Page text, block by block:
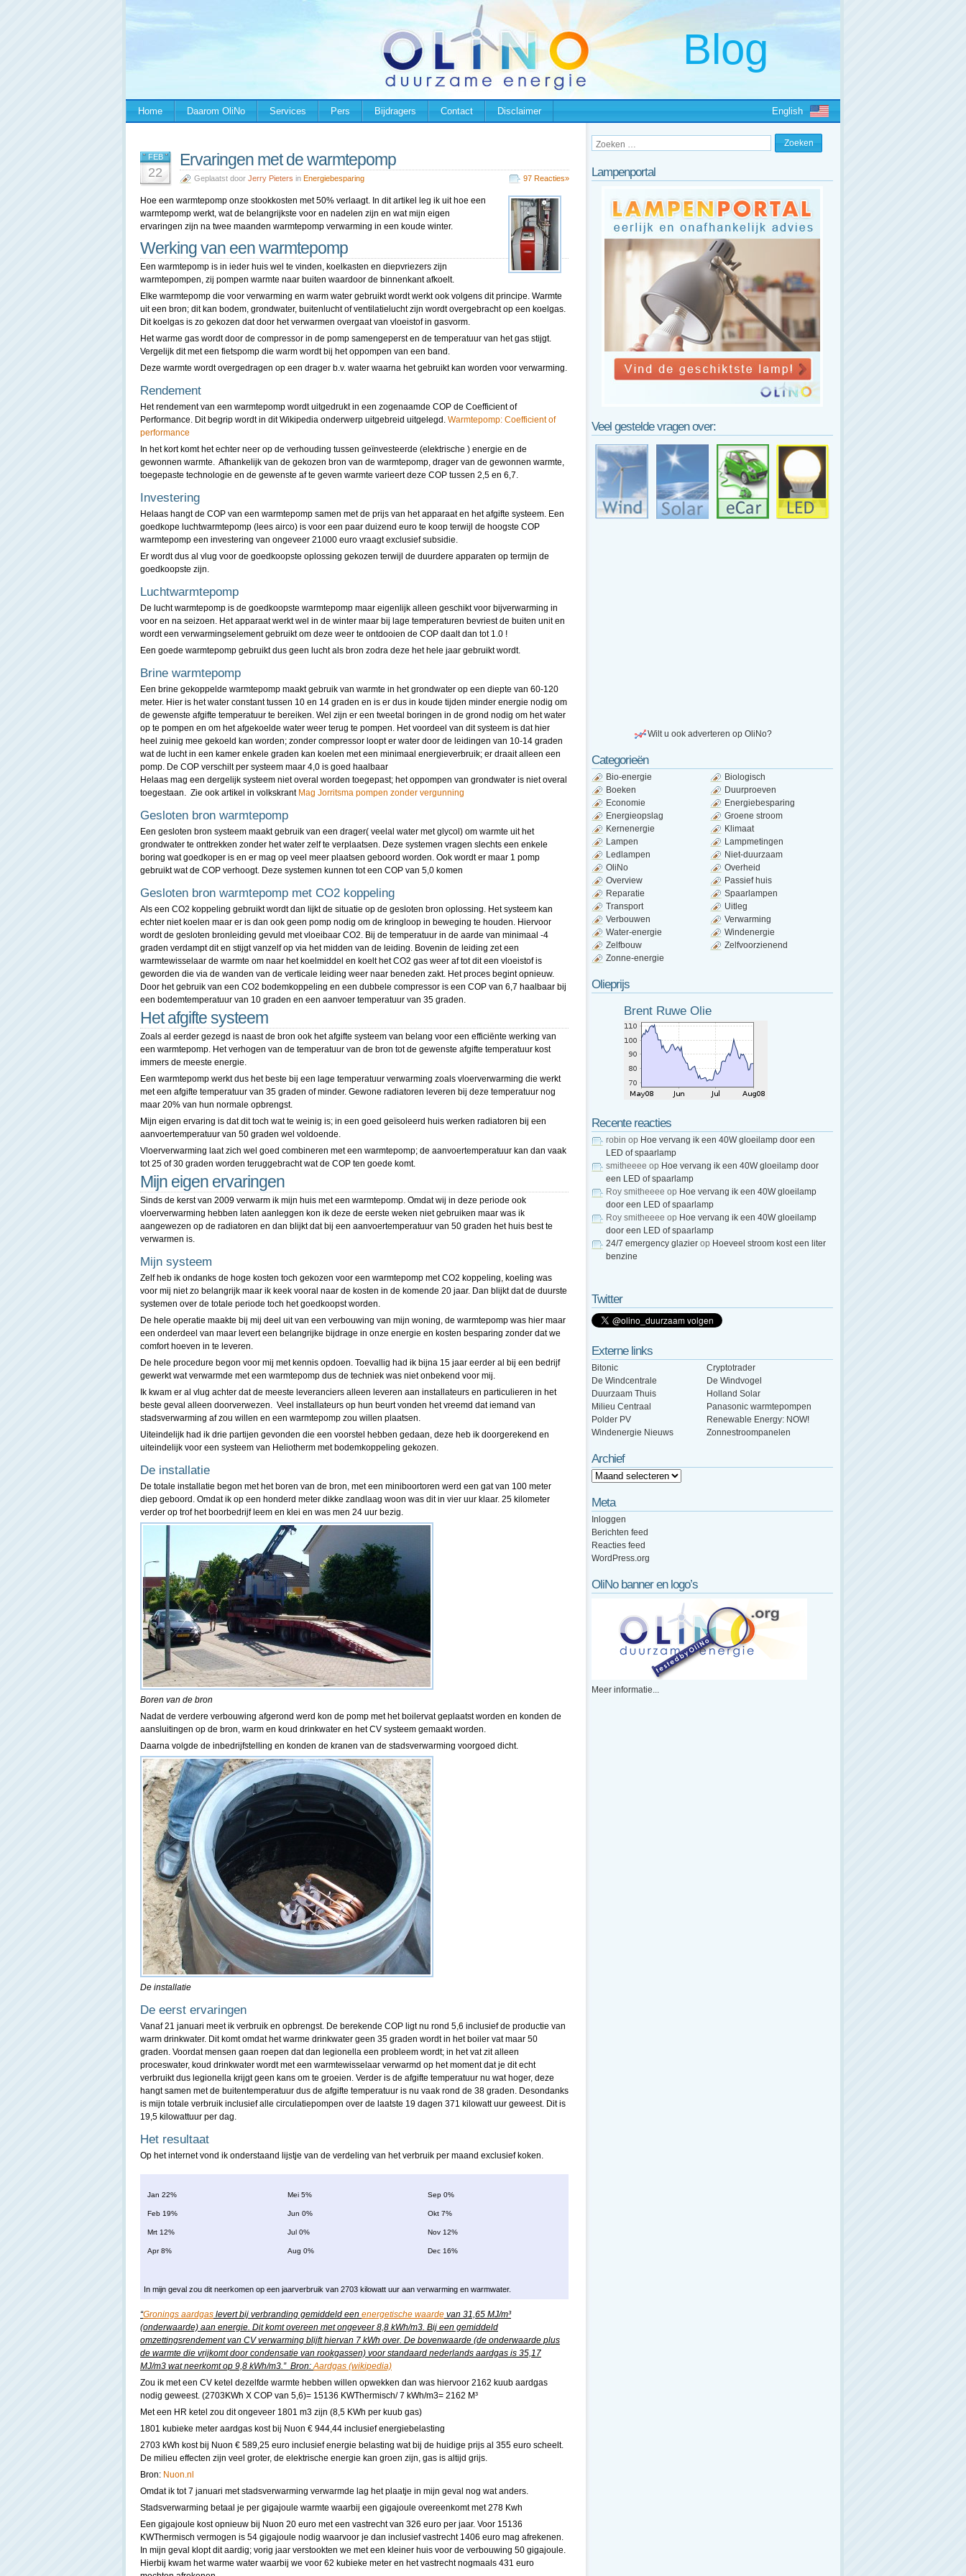
Home Daarom OliNo Services Pers Bijdragers Contact Disclaimer English
FEB
22
Ervaringen met de warmtepomp
Geplaatst door Jerry Pieters in Energiebesparing 97 Reacties»
Hoe een warmtepomp onze stookkosten met 50% verlaagt. In dit artikel leg ik uit hoe een
warmtepomp werkt, wat de belangrijkste voor en nadelen zijn en wat mijn eigen
ervaringen zijn na twee maanden warmtepomp verwarming in een koude winter.
Werking van een warmtepomp
Een warmtepomp is in ieder huis wel te vinden, koelkasten en diepvriezers zijn
warmtepompen, zij pompen warmte naar buiten waardoor de binnenkant afkoelt.
Elke warmtepomp die voor verwarming en warm water gebruikt wordt werkt ook volgens dit principe. Warmte
uit een bron; dit kan bodem, grondwater, buitenlucht of ventilatielucht zijn wordt overgebracht op een koelgas.
Dit koelgas is zo gekozen dat door het verwarmen overgaat van vloeistof in gasvorm.
Het warme gas wordt door de compressor in de pomp samengeperst en de temperatuur van het gas stijgt.
Vergelijk dit met een fietspomp die warm wordt bij het oppompen van een band.
Deze warmte wordt overgedragen op een drager b.v. water waarna het gebruikt kan worden voor verwarming.
Rendement
Het rendement van een warmtepomp wordt uitgedrukt in een zogenaamde COP de Coefficient of
Performance. Dit begrip wordt in dit Wikipedia onderwerp uitgebreid uitgelegd. Warmtepomp: Coefficient of
performance
In het kort komt het echter neer op de verhouding tussen geïnvesteerde (elektrische ) energie en de
gewonnen warmte. Afhankelijk van de gekozen bron van de warmtepomp, drager van de gewonnen warmte,
toegepaste technologie en de gewenste af te geven warmte varieert deze COP tussen 2,5 en 6,7.
Investering
Helaas hangt de COP van een warmtepomp samen met de prijs van het apparaat en het afgifte systeem. Een
goedkope luchtwarmtepomp (lees airco) is voor een paar duizend euro te koop terwijl de hoogste COP
warmtepomp een investering van ongeveer 21000 euro vraagt exclusief subsidie.
Er wordt dus al vlug voor de goedkoopste oplossing gekozen terwijl de duurdere apparaten op termijn de
goedkoopste zijn.
Luchtwarmtepomp
De lucht warmtepomp is de goedkoopste warmtepomp maar eigenlijk alleen geschikt voor bijverwarming in
voor en na seizoen. Het apparaat werkt wel in de winter maar bij lage temperaturen bevriest de buiten unit en
wordt een verwarmingselement gebruikt om deze weer te ontdooien de COP daalt dan tot 1.0 !
Een goede warmtepomp gebruikt dus geen lucht als bron zodra deze het hele jaar gebruikt wordt.
Brine warmtepomp
Een brine gekoppelde warmtepomp maakt gebruik van warmte in het grondwater op een diepte van 60-120
meter. Hier is het water constant tussen 10 en 14 graden en is er dus in koude tijden minder energie nodig om
de gewenste afgifte temperatuur te bereiken. Wel zijn er een tweetal boringen in de grond nodig om het water
op te pompen en om het afgekoelde water weer terug te pompen. Het voordeel van dit systeem is dat hier
heel zuinig mee gekoeld kan worden; zonder compressor loopt er water door de leidingen van 10-14 graden
wat de lucht in een kamer enkele graden kan koelen met een minimaal energieverbruik; er draait alleen een
pomp. De COP verschilt per systeem maar 4,0 is goed haalbaar
Helaas mag een dergelijk systeem niet overal worden toegepast; het oppompen van grondwater is niet overal
toegestaan. Zie ook artikel in volkskrant Mag Jorritsma pompen zonder vergunning
Gesloten bron warmtepomp
Een gesloten bron systeem maakt gebruik van een drager( veelal water met glycol) om warmte uit het
grondwater te onttrekken zonder het water zelf te verplaatsen. Deze systemen vragen slechts een enkele
boring wat goedkoper is en er mag op veel meer plaatsen geboord worden. Ook wordt er maar 1 pomp
gebruikt wat de COP verhoogt. Deze systemen kunnen tot een COP van 5,0 komen
Gesloten bron warmtepomp met CO2 koppeling
Als een CO2 koppeling gebruikt wordt dan lijkt de situatie op de gesloten bron oplossing. Het systeem kan
echter niet koelen maar er is dan ook geen pomp nodig om de kringloop in beweging te houden. Hiervoor
wordt de gesloten bronleiding gevuld met vloeibaar CO2. Bij de temperatuur in de aarde van minimaal -4
graden verdampt dit en stijgt vanzelf op via het midden van de leiding. Bovenin de leiding zet een
warmtewisselaar de warmte om naar het koelmiddel en koelt het CO2 gas weer af tot dit een vloeistof is
geworden die via de wanden van de verticale leiding weer naar beneden zakt. Het proces begint opnieuw.
Door het gebruik van een CO2 bodemkoppeling en een dubbele compressor is een COP van 6,7 haalbaar bij
een bodemtemperatuur van 10 graden en een aanvoer temperatuur van 35 graden.
Het afgifte systeem
Zoals al eerder gezegd is naast de bron ook het afgifte systeem van belang voor een efficiënte werking van
een warmtepomp. Het verhogen van de temperatuur van de bron tot de gewenste afgifte temperatuur kost
immers de meeste energie.
Een warmtepomp werkt dus het beste bij een lage temperatuur verwarming zoals vloerverwarming die werkt
met een afgifte temperatuur van 35 graden of minder. Gewone radiatoren leveren bij deze temperatuur nog
maar 20% van hun normale opbrengst.
Mijn eigen ervaring is dat dit toch wat te weinig is; in een goed geïsoleerd huis werken radiatoren bij een
aanvoertemperatuur van 50 graden wel voldoende.
Vloerverwarming laat zich wel goed combineren met een warmtepomp; de aanvoertemperatuur kan dan vaak
tot 25 of 30 graden worden teruggebracht wat de COP ten goede komt.
Mijn eigen ervaringen
Sinds de kerst van 2009 verwarm ik mijn huis met een warmtepomp. Omdat wij in deze periode ook
vloerverwarming hebben laten aanleggen kon ik deze de eerste weken niet gebruiken maar was ik
aangewezen op de radiatoren en dan blijkt dat bij een aanvoertemperatuur van 50 graden het huis best te
verwarmen is.
Mijn systeem
Zelf heb ik ondanks de hoge kosten toch gekozen voor een warmtepomp met CO2 koppeling, koeling was
voor mij niet zo belangrijk maar ik keek vooral naar de kosten in de komende 20 jaar. Dan blijkt dat de duurste
systemen over de totale periode toch het goedkoopst worden.
De hele operatie maakte bij mij deel uit van een verbouwing van mijn woning, de warmtepomp was hier maar
een onderdeel van maar levert een belangrijke bijdrage in onze energie en kosten besparing zonder dat we
comfort hoeven in te leveren.
De hele procedure begon voor mij met kennis opdoen. Toevallig had ik bijna 15 jaar eerder al bij een bedrijf
gewerkt wat verwarmde met een warmtepomp dus de techniek was niet onbekend voor mij.
Ik kwam er al vlug achter dat de meeste leveranciers alleen leveren aan installateurs en particulieren in het
beste geval alleen doorverwezen. Veel installateurs op hun beurt vonden het vreemd dat iemand van
stadsverwarming af zou willen en een warmtepomp zou willen plaatsen.
Uiteindelijk had ik drie partijen gevonden die een voorstel hebben gedaan, deze heb ik doorgerekend en
uiteindelijk voor een systeem van Heliotherm met bodemkoppeling gekozen.
De installatie
De totale installatie begon met het boren van de bron, met een miniboortoren werd een gat van 100 meter
diep geboord. Omdat ik op een honderd meter dikke zandlaag woon was dit in vier uur klaar. 25 kilometer
verder op trof het boorbedrijf leem en klei en was men 24 uur bezig.
Boren van de bron
Nadat de verdere verbouwing afgerond werd kon de pomp met het boilervat geplaatst worden en konden de
aansluitingen op de bron, warm en koud drinkwater en het CV systeem gemaakt worden.
Daarna volgde de inbedrijfstelling en konden de kranen van de stadsverwarming voorgoed dicht.
De installatie
De eerst ervaringen
Vanaf 21 januari meet ik verbruik en opbrengst. De berekende COP ligt nu rond 5,6 inclusief de productie van
warm drinkwater. Dit komt omdat het warme drinkwater geen 35 graden wordt in het boiler vat maar 50
graden. Voordat mensen gaan roepen dat dan legionella een probleem wordt; in het vat zit alleen
proceswater, koud drinkwater wordt met een warmtewisselaar verwarmd op het moment dat je dit echt
verbruikt dus legionella krijgt geen kans om te groeien. Verder is de afgifte temperatuur nu wat hoger, deze
hangt samen met de buitentemperatuur dus de afgifte temperatuur is nu vaak rond de 38 graden. Desondanks
is mijn totale verbruik inclusief alle circulatiepompen over de laatste 19 dagen 371 kilowatt uur geweest. Dit is
19,5 kilowattuur per dag.
Het resultaat
Op het internet vond ik onderstaand lijstje van de verdeling van het verbruik per maand exclusief koken.
Jan 22% Mei 5% Sep 0%
Feb 19% Jun 0% Okt 7%
Mrt 12% Jul 0% Nov 12%
Apr 8% Aug 0% Dec 16%
In mijn geval zou dit neerkomen op een jaarverbruik van 2703 kilowatt uur aan verwarming en warmwater.
“Gronings aardgas levert bij verbranding gemiddeld een energetische waarde van 31,65 MJ/m³
(onderwaarde) aan energie. Dit komt overeen met ongeveer 8,8 kWh/m3. Bij een gemiddeld
omzettingsrendement van CV verwarming blijft hiervan 7 kWh over. De bovenwaarde (de onderwaarde plus
de warmte die vrijkomt door condensatie van rookgassen) voor standaard nederlands aardgas is 35,17
MJ/m3 wat neerkomt op 9,8 kWh/m3.” Bron:Aardgas (wikipedia)
Zou ik met een CV ketel dezelfde warmte hebben willen opwekken dan was hiervoor 2162 kuub aardgas
nodig geweest. (2703KWh X COP van 5,6)= 15136 KWThermisch/ 7 kWh/m3= 2162 M³
Met een HR ketel zou dit ongeveer 1801 m3 zijn (8,5 KWh per kuub gas)
1801 kubieke meter aardgas kost bij Nuon € 944,44 inclusief energiebelasting
2703 kWh kost bij Nuon € 589,25 euro inclusief energie belasting wat bij de huidige prijs al 355 euro scheelt.
De milieu effecten zijn veel groter, de elektrische energie kan groen zijn, gas is altijd grijs.
Bron: Nuon.nl
Omdat ik tot 7 januari met stadsverwarming verwarmde lag het plaatje in mijn geval nog wat anders.
Stadsverwarming betaal je per gigajoule warmte waarbij een gigajoule overeenkomt met 278 Kwh
Een gigajoule kost opnieuw bij Nuon 20 euro met een vastrecht van 326 euro per jaar. Voor 15136
KWThermisch vermogen is 54 gigajoule nodig waarvoor je dan inclusief vastrecht 1406 euro mag afrekenen.
In mijn geval klopt dit aardig; vorig jaar verstookten we met een kleiner huis voor de verbouwing 50 gigajoule.
Hierbij kwam het warme water waarbij we voor 62 kubieke meter en het vastrecht nogmaals 431 euro
Lampenportal
Veel gestelde vragen over:
Wilt u ook adverteren op OliNo?
Categorieën
Bio-energie
Biologisch
Boeken
Duurproeven
Economie
Energiebesparing
Energieopslag
Groene stroom
Kernenergie
Klimaat
Lampen
Lampmetingen
Ledlampen
Niet-duurzaam
OliNo
Overheid
Overview
Passief huis
Reparatie
Spaarlampen
Transport
Uitleg
Verbouwen
Verwarming
Water-energie
Windenergie
Zelfbouw
Zelfvoorzienend
Zonne-energie
Olieprijs
Brent Ruwe Olie
Recente reacties
robin op Hoe vervang ik een 40W gloeilamp door een
LED of spaarlamp
smitheeee op Hoe vervang ik een 40W gloeilamp door
een LED of spaarlamp
Roy smitheeee op Hoe vervang ik een 40W gloeilamp
door een LED of spaarlamp
Roy smitheeee op Hoe vervang ik een 40W gloeilamp
door een LED of spaarlamp
24/7 emergency glazier op Hoeveel stroom kost een liter
benzine
Twitter
Externe links
Bitonic
Cryptotrader
De Windcentrale
De Windvogel
Duurzaam Thuis
Holland Solar
Milieu Centraal
Panasonic warmtepompen
Polder PV
Renewable Energy: NOW!
Windenergie Nieuws
Zonnestroompanelen
Archief
Meta
Inloggen
Berichten feed
Reacties feed
WordPress.org
OliNo banner en logo’s
Meer informatie...